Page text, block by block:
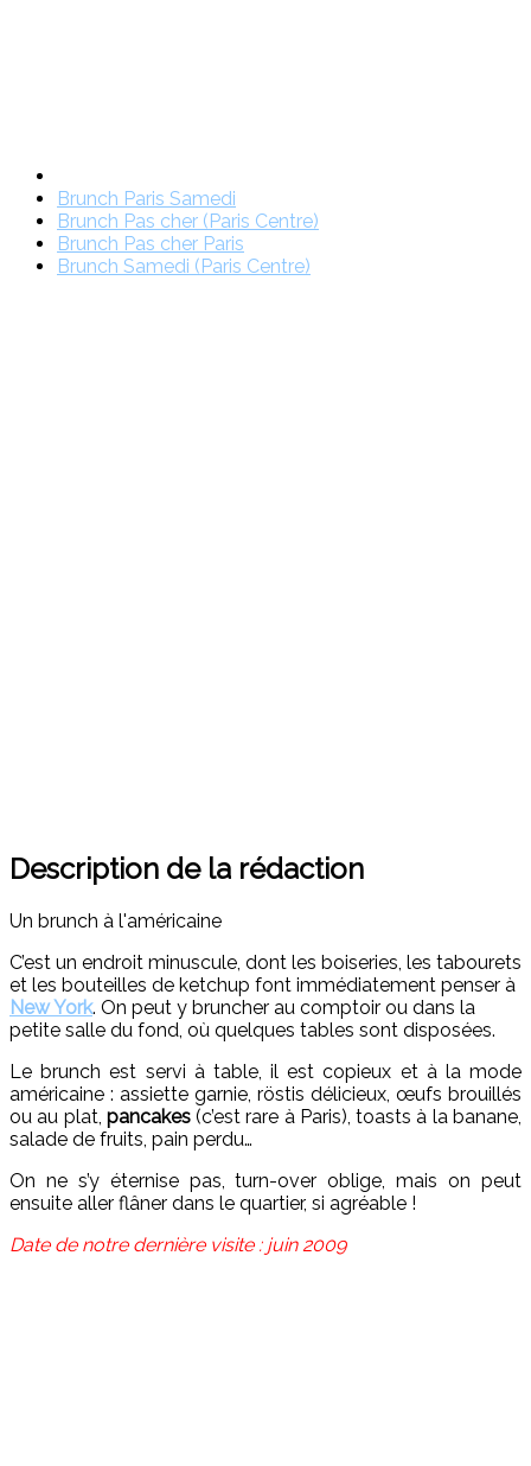
Brunch Paris Samedi
Brunch Pas cher (Paris Centre)
Brunch Pas cher Paris
Brunch Samedi (Paris Centre)
Description de la rédaction
Un brunch à l'américaine
C’est un endroit minuscule, dont les boiseries, les tabourets
et les bouteilles de ketchup font immédiatement penser à
New York. On peut y bruncher au comptoir ou dans la
petite salle du fond, où quelques tables sont disposées.
Le brunch est servi à table, il est copieux et à la mode
américaine : assiette garnie, röstis délicieux, œufs brouillés
ou au plat, pancakes(c’est rare à Paris), toasts à la banane,
salade de fruits, pain perdu…
On ne s’y éternise pas, turn-over oblige, mais on peut
ensuite aller flâner dans le quartier, si agréable !
Date de notre dernière visite : juin 2009